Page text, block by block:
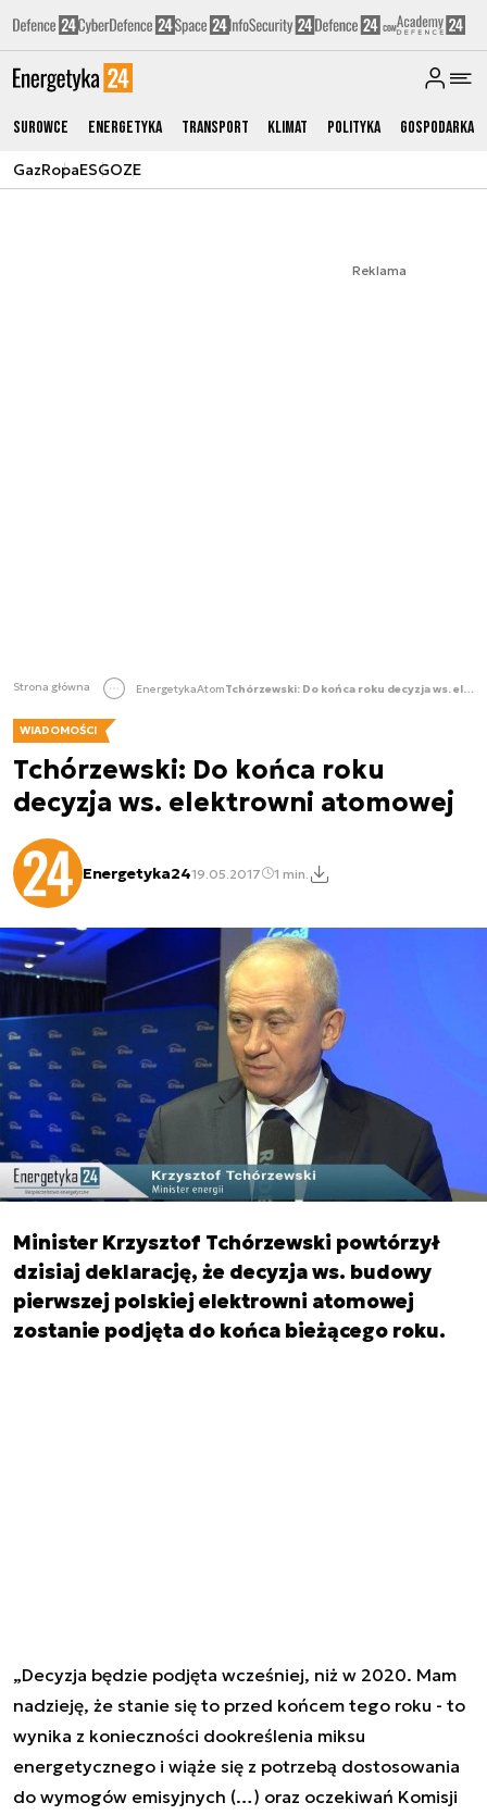
Surowce Energetyka Transport Klimat Polityka Gospodarka
GazRopaESGOZE
Reklama
Strona główna EnergetykaAtom Tchórzewski: Do końca roku decyzja ws. elektrowni atomowej
WIADOMOŚCI
Tchórzewski: Do końca roku
decyzja ws. elektrowni atomowej
Energetyka2419.05.2017 1 min.
Minister Krzysztof Tchórzewski powtórzył
dzisiaj deklarację, że decyzja ws. budowy
pierwszej polskiej elektrowni atomowej
zostanie podjęta do końca bieżącego roku.
„Decyzja będzie podjęta wcześniej, niż w 2020. Mam
nadzieję, że stanie się to przed końcem tego roku - to
wynika z konieczności dookreślenia miksu
energetycznego i wiąże się z potrzebą dostosowania
do wymogów emisyjnych (…) oraz oczekiwań Komisji